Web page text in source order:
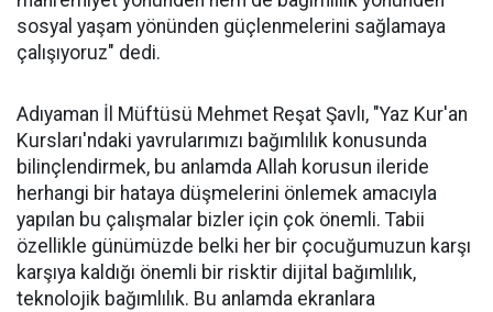
sosyal yaşam yönünden güçlenmelerini sağlamaya
çalışıyoruz" dedi.
Adıyaman İl Müftüsü Mehmet Reşat Şavlı, "Yaz Kur'an
Kursları'ndaki yavrularımızı bağımlılık konusunda
bilinçlendirmek, bu anlamda Allah korusun ileride
herhangi bir hataya düşmelerini önlemek amacıyla
yapılan bu çalışmalar bizler için çok önemli. Tabii
özellikle günümüzde belki her bir çocuğumuzun karşı
karşıya kaldığı önemli bir risktir dijital bağımlılık,
teknolojik bağımlılık. Bu anlamda ekranlara